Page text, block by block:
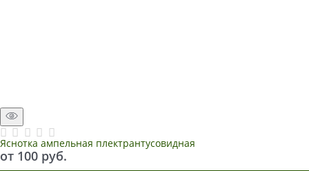
Яснотка ампельная плектрантусовидная
от 100 руб.